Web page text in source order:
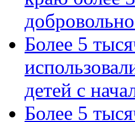
Более 5
детей с
Более 5